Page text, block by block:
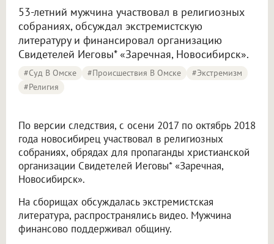
53-летний мужчина участвовал в религиозных
собраниях, обсуждал экстремистскую
литературу и финансировал организацию
Свидетелей Иеговы* «Заречная, Новосибирск».
#Суд В Омске #Происшествия В Омске
#экстремизм
#религия
По версии следствия, с осени 2017 по октябрь 2018
года новосибирец участвовал в религиозных
собраниях, обрядах для пропаганды христианской
организации Свидетелей Иеговы* «Заречная,
Новосибирск».
На сборищах обсуждалась экстремистская
литература, распространялись видео. Мужчина
финансово поддерживал общину.